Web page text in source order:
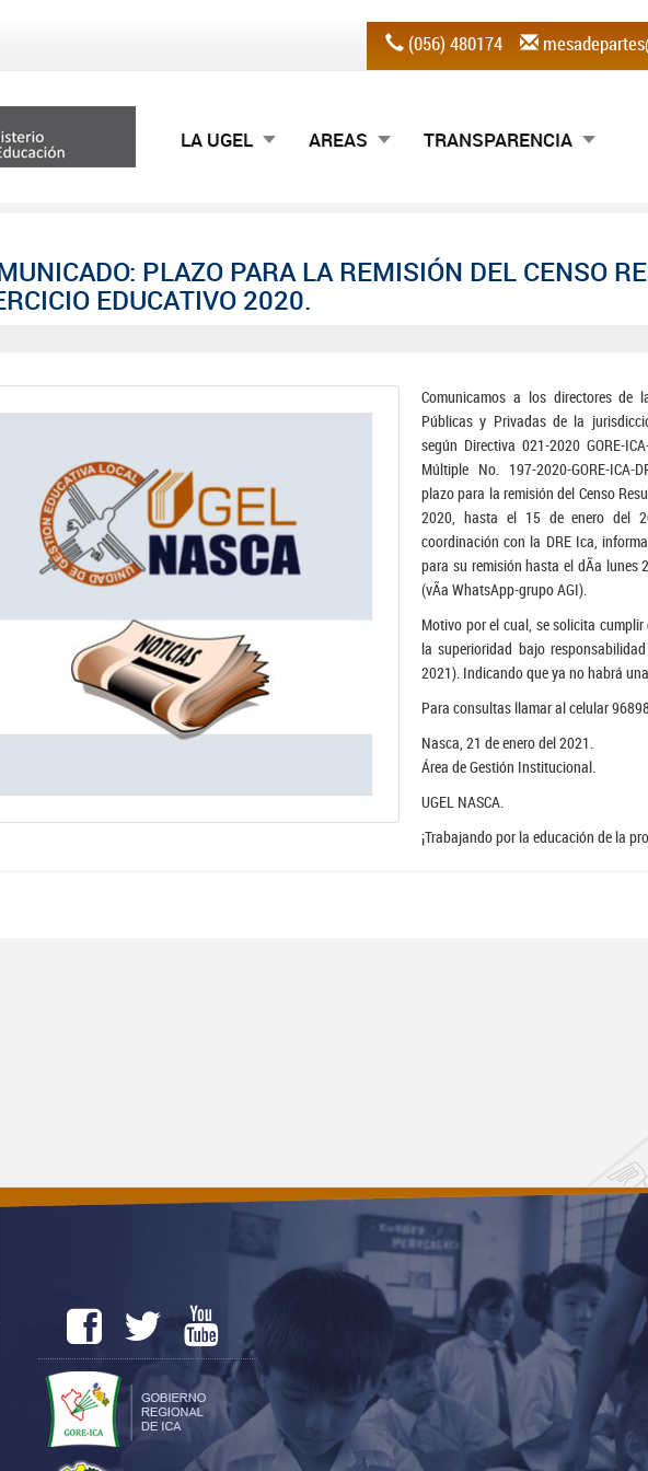
(056) 480174
LA UGEL AREAS TRANSPARENCIA
PLAZO PARA LA REMISIÓN DEL CENSO
EDUCATIVO 2020.
Comunicamos a los directores de
Públicas y Privadas de la
según Directiva 021-2020 GORE-
Múltiple No. 197-2020-GORE-ICA-
plazo para la remisión del Censo
2020, hasta el 15 de enero del
coordinación con la DRE Ica,
para su remisión hasta el dÃ­a lunes
(vÃ­a WhatsApp-grupo AGI).
Motivo por el cual, se solicita
la superioridad bajo
2021). Indicando que ya no habrá
Para consultas llamar al celular
Nasca, 21 de enero del 2021.
Área de Gestión Institucional.
UGEL NASCA.
¡Trabajando por la educación de la